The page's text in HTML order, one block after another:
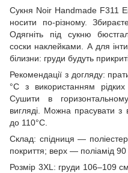
Сукня Noir Handmade F311
носити по-різному.
Одягніть під сукню
соски наклейками. А для
білизни: груди будуть
Рекомендації з догляду:
°C з використанням
Сушити в
вигляді. Можна прасувати з
до 110°C.
Склад: спідниця —
покриття; верх — поліамід
Розмір 3XL: груди 106–109